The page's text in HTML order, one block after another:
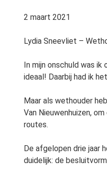
2 maart 2021
Lydia Sneevliet –
In mijn onschuld was
ideaal! Daarbij had ik
Maar als wethouder
Van Nieuwenhuizen,
routes.
De afgelopen drie jaar
duidelijk: de